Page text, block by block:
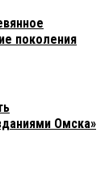
поколения
Омска»